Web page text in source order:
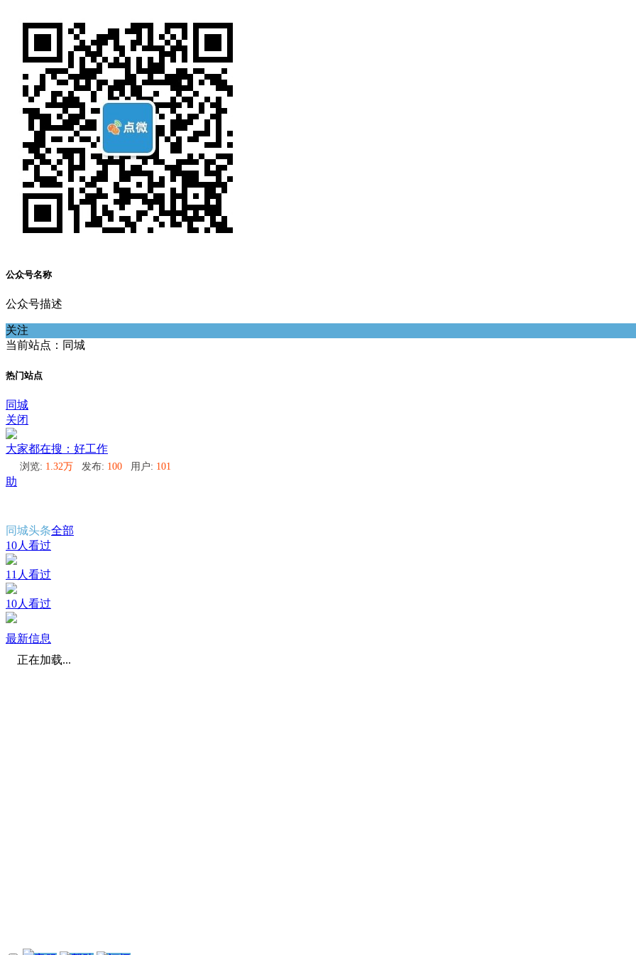
公众号名称
公众号描述
关注
当前站点：同城
热门站点
同城
关闭
大家都在搜：好工作
浏览: 1.32万 发布: 100 用户: 101
助
同城头条全部
10人看过
11人看过
10人看过
最新信息
正在加载...